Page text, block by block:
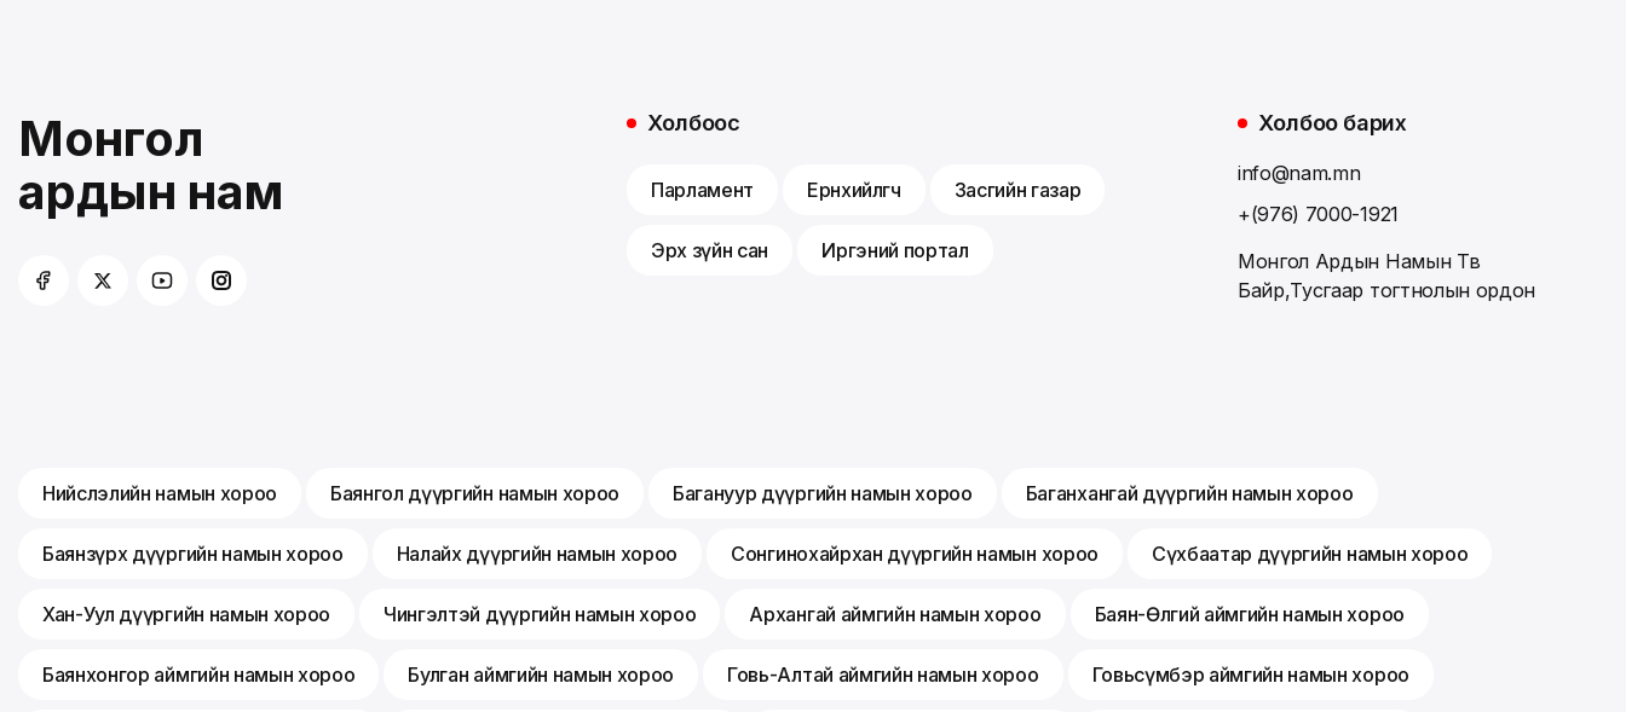
Монгол
ардын нам
Холбоос
Парламент Ерөнхийлөгч Засгийн газар
Эрх зүйн сан Иргэний портал
Холбоо барих
info@nam.mn
+(976) 7000-1921
Монгол Ардын Намын Төв
Байр,Тусгаар тогтнолын ордон
Нийслэлийн намын хороо Баянгол дүүргийн намын хороо Багануур дүүргийн намын хороо Баганхангай дүүргийн намын хороо
Баянзүрх дүүргийн намын хороо Налайх дүүргийн намын хороо Сонгинохайрхан дүүргийн намын хороо Сүхбаатар дүүргийн намын хороо
Хан-Уул дүүргийн намын хороо Чингэлтэй дүүргийн намын хороо Архангай аймгийн намын хороо Баян-Өлгий аймгийн намын хороо
Баянхонгор аймгийн намын хороо Булган аймгийн намын хороо Говь-Алтай аймгийн намын хороо Говьсүмбэр аймгийн намын хороо